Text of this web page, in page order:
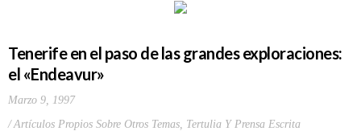
Tenerife en el paso de las grandes exploraciones:
el «Endeavur»
Marzo 9, 1997
Artículos Propios Sobre Otros Temas, Tertulia Y Prensa Escrita